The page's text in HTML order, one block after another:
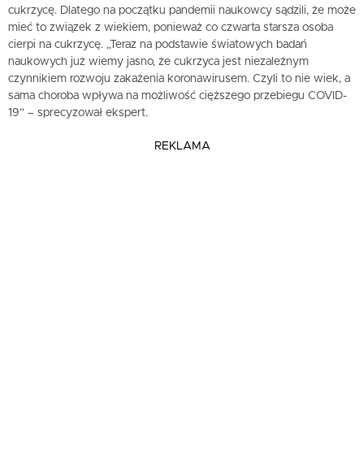
cukrzycę. Dlatego na początku pandemii naukowcy sądzili, że może
mieć to związek z wiekiem, ponieważ co czwarta starsza osoba
cierpi na cukrzycę. „Teraz na podstawie światowych badań
naukowych już wiemy jasno, że cukrzyca jest niezależnym
czynnikiem rozwoju zakażenia koronawirusem. Czyli to nie wiek, a
sama choroba wpływa na możliwość cięższego przebiegu COVID-
19” – sprecyzował ekspert.
REKLAMA